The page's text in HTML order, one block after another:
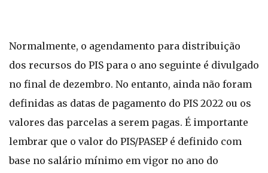
Normalmente, o agendamento para distribuição
dos recursos do PIS para o ano seguinte é divulgado
no final de dezembro. No entanto, ainda não foram
definidas as datas de pagamento do PIS 2022 ou os
valores das parcelas a serem pagas. É importante
lembrar que o valor do PIS/PASEP é definido com
base no salário mínimo em vigor no ano do